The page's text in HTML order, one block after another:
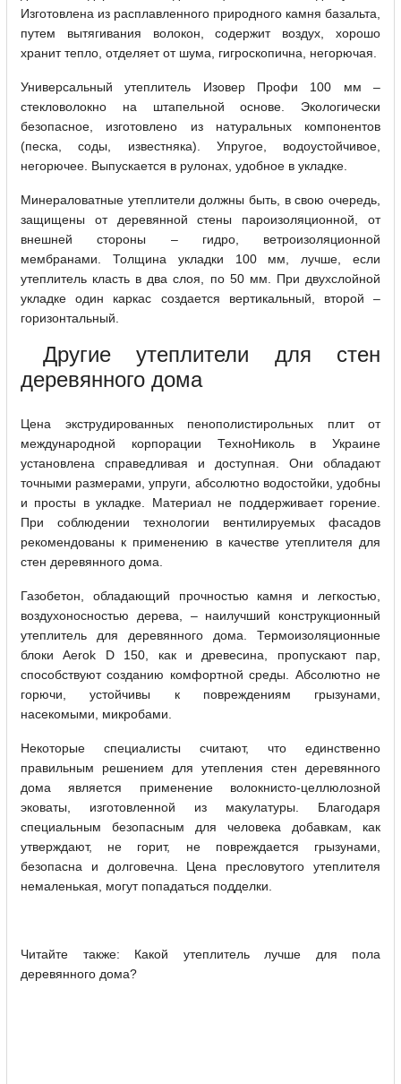
Изготовлена из расплавленного природного камня базальта,
путем вытягивания волокон, содержит воздух, хорошо
хранит тепло, отделяет от шума, гигроскопична, негорючая.
Универсальный утеплитель Изовер Профи 100 мм –
стекловолокно на штапельной основе. Экологически
безопасное, изготовлено из натуральных компонентов
(песка, соды, известняка). Упругое, водоустойчивое,
негорючее. Выпускается в рулонах, удобное в укладке.
Минераловатные утеплители должны быть, в свою очередь,
защищены от деревянной стены пароизоляционной, от
внешней стороны – гидро, ветроизоляционной
мембранами. Толщина укладки 100 мм, лучше, если
утеплитель класть в два слоя, по 50 мм. При двухслойной
укладке один каркас создается вертикальный, второй –
горизонтальный.
Другие утеплители для стен
деревянного дома
Цена экструдированных пенополистирольных плит от
международной корпорации ТехноНиколь в Украине
установлена справедливая и доступная. Они обладают
точными размерами, упруги, абсолютно водостойки, удобны
и просты в укладке. Материал не поддерживает горение.
При соблюдении технологии вентилируемых фасадов
рекомендованы к применению в качестве утеплителя для
стен деревянного дома.
Газобетон, обладающий прочностью камня и легкостью,
воздухоносностью дерева, – наилучший конструкционный
утеплитель для деревянного дома. Термоизоляционные
блоки Aerok D 150, как и древесина, пропускают пар,
способствуют созданию комфортной среды. Абсолютно не
горючи, устойчивы к повреждениям грызунами,
насекомыми, микробами.
Некоторые специалисты считают, что единственно
правильным решением для утепления стен деревянного
дома является применение волокнисто-целлюлозной
эковаты, изготовленной из макулатуры. Благодаря
специальным безопасным для человека добавкам, как
утверждают, не горит, не повреждается грызунами,
безопасна и долговечна. Цена пресловутого утеплителя
немаленькая, могут попадаться подделки.
Читайте также: Какой утеплитель лучше для пола
деревянного дома?